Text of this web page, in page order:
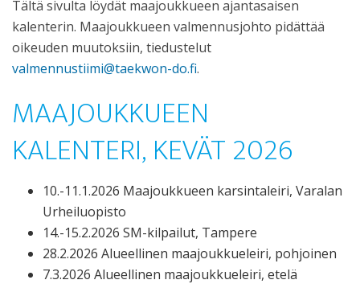
Tältä sivulta löydät maajoukkueen ajantasaisen
kalenterin. Maajoukkueen valmennusjohto pidättää
oikeuden muutoksiin, tiedustelut
valmennustiimi@taekwon-do.fi.
MAAJOUKKUEEN
KALENTERI, KEVÄT 2026
10.-11.1.2026 Maajoukkueen karsintaleiri, Varalan
Urheiluopisto
14.-15.2.2026 SM-kilpailut, Tampere
28.2.2026 Alueellinen maajoukkueleiri, pohjoinen
7.3.2026 Alueellinen maajoukkueleiri, etelä